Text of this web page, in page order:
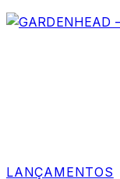
LANÇAMENTOS